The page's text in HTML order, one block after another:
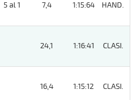
5 al 1 7,4 1:15:64 HAND.
24,1 1:16:41 CLASI.
16,4 1:15:12 CLASI.